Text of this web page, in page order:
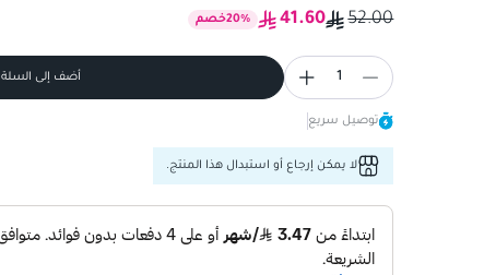
52.00
41.60
20% خصم
1 أضف إلى السلة
توصيل سريع
لا يمكن إرجاع أو استبدال هذا المنتج.